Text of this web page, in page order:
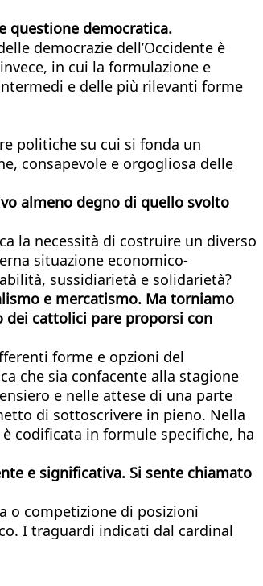
questione democratica.
democrazie dell’Occidente è
in cui la formulazione e
e delle più rilevanti forme
politiche su cui si fonda un
consapevole e orgogliosa delle
almeno degno di quello svolto
la necessità di costruire un diverso
situazione economico-
sussidiarietà e solidarietà?
e mercatismo. Ma torniamo
dei cattolici pare proporsi con
forme e opzioni del
che sia confacente alla stagione
e nelle attese di una parte
di sottoscrivere in pieno. Nella
codificata in formule specifiche, ha
e significativa. Si sente chiamato
o competizione di posizioni
I traguardi indicati dal cardinal